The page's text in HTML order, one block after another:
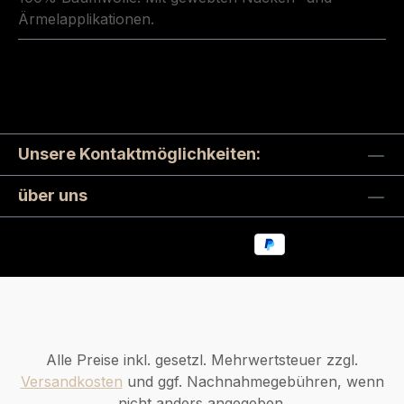
Ärmelapplikationen.
Unsere Kontaktmöglichkeiten:
über uns
Alle Preise inkl. gesetzl. Mehrwertsteuer zzgl.
Versandkosten und ggf. Nachnahmegebühren, wenn